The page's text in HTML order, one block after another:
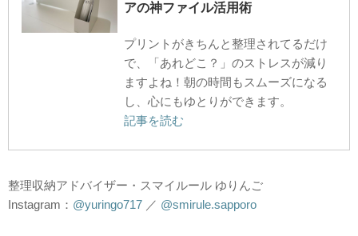
アの神ファイル活用術
プリントがきちんと整理されてるだけ
で、「あれどこ？」のストレスが減り
ますよね！朝の時間もスムーズになる
し、心にもゆとりができます。
記事を読む
整理収納アドバイザー・スマイルール ゆりんご
Instagram： @yuringo717 ／ @smirule.sapporo